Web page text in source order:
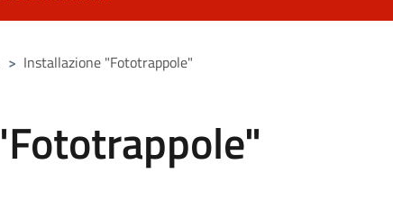
> Installazione "Fototrappole"